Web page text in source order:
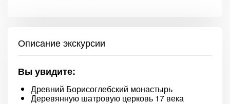
Описание экскурсии
Вы увидите:
Древний Борисоглебский монастырь
Деревянную шатровую церковь 17 века